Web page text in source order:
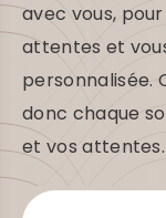
avec vous,
attentes et
personnalisée.
donc chaque
et vos attentes.